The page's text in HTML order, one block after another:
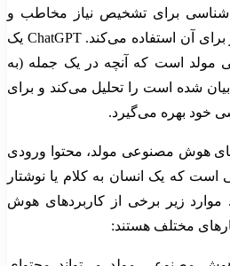
برای تشخیص نیاز مخاطب و
تولید محتوایی مرتبط و موثر برای آن استفاده می‌کند. ChatGPT یک
مولد است که آنچه در یک جمله (به
شده است را تحلیل می‌کند و برای
خود بهره می‌گیرد.
هوش مصنوعی مولد، محتوا ورودی
که یک انسان به کلام یا نوشتار
موارد زیر برخی از کاربردهای هوش
مختلف هستند: